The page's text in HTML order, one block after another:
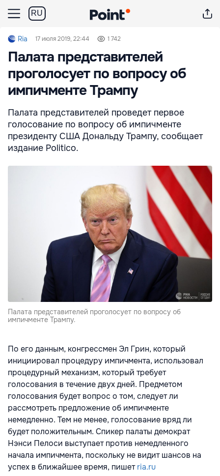
RU
Ria 17 июля 2019, 22:44 1 742
Палата представителей
проголосует по вопросу об
импичменте Трампу
Палата представителей проведет первое
голосование по вопросу об импичменте
президенту США Дональду Трампу, сообщает
издание Politico.
Палата представителей проголосует по вопросу об
импичменте Трампу.
По его данным, конгрессмен Эл Грин, который
инициировал процедуру импичмента, использовал
процедурный механизм, который требует
голосования в течение двух дней. Предметом
голосования будет вопрос о том, следует ли
рассмотреть предложение об импичменте
немедленно. Тем не менее, голосование вряд ли
будет положительным. Спикер палаты демократ
Нэнси Пелоси выступает против немедленного
начала импичмента, поскольку не видит шансов на
успех в ближайшее время, пишетria.ru